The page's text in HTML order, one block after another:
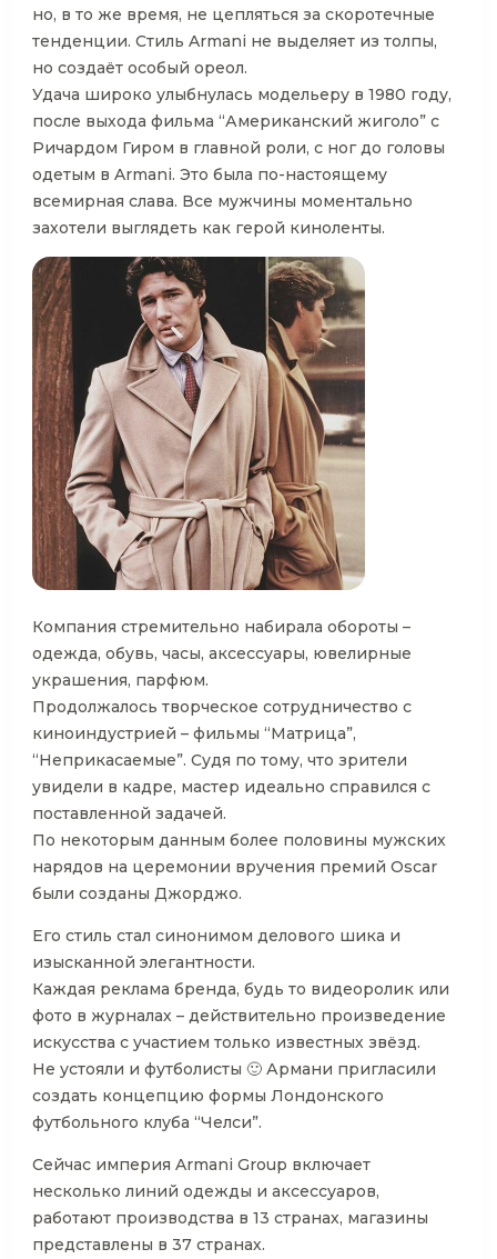
но, в то же время, не цепляться за скоротечные
тенденции. Стиль Armani не выделяет из толпы,
но создаёт особый ореол.
Удача широко улыбнулась модельеру в 1980 году,
после выхода фильма “Американский жиголо” с
Ричардом Гиром в главной роли, с ног до головы
одетым в Armani. Это была по-настоящему
всемирная слава. Все мужчины моментально
захотели выглядеть как герой киноленты.
Компания стремительно набирала обороты –
одежда, обувь, часы, аксессуары, ювелирные
украшения, парфюм.
Продолжалось творческое сотрудничество с
киноиндустрией – фильмы “Матрица”,
“Неприкасаемые”. Судя по тому, что зрители
увидели в кадре, мастер идеально справился с
поставленной задачей.
По некоторым данным более половины мужских
нарядов на церемонии вручения премий Oscar
были созданы Джорджо.
Его стиль стал синонимом делового шика и
изысканной элегантности.
Каждая реклама бренда, будь то видеоролик или
фото в журналах – действительно произведение
искусства с участием только известных звёзд.
Не устояли и футболисты 🙂 Армани пригласили
создать концепцию формы Лондонского
футбольного клуба “Челси”.
Сейчас империя Armani Group включает
несколько линий одежды и аксессуаров,
работают производства в 13 странах, магазины
представлены в 37 странах.